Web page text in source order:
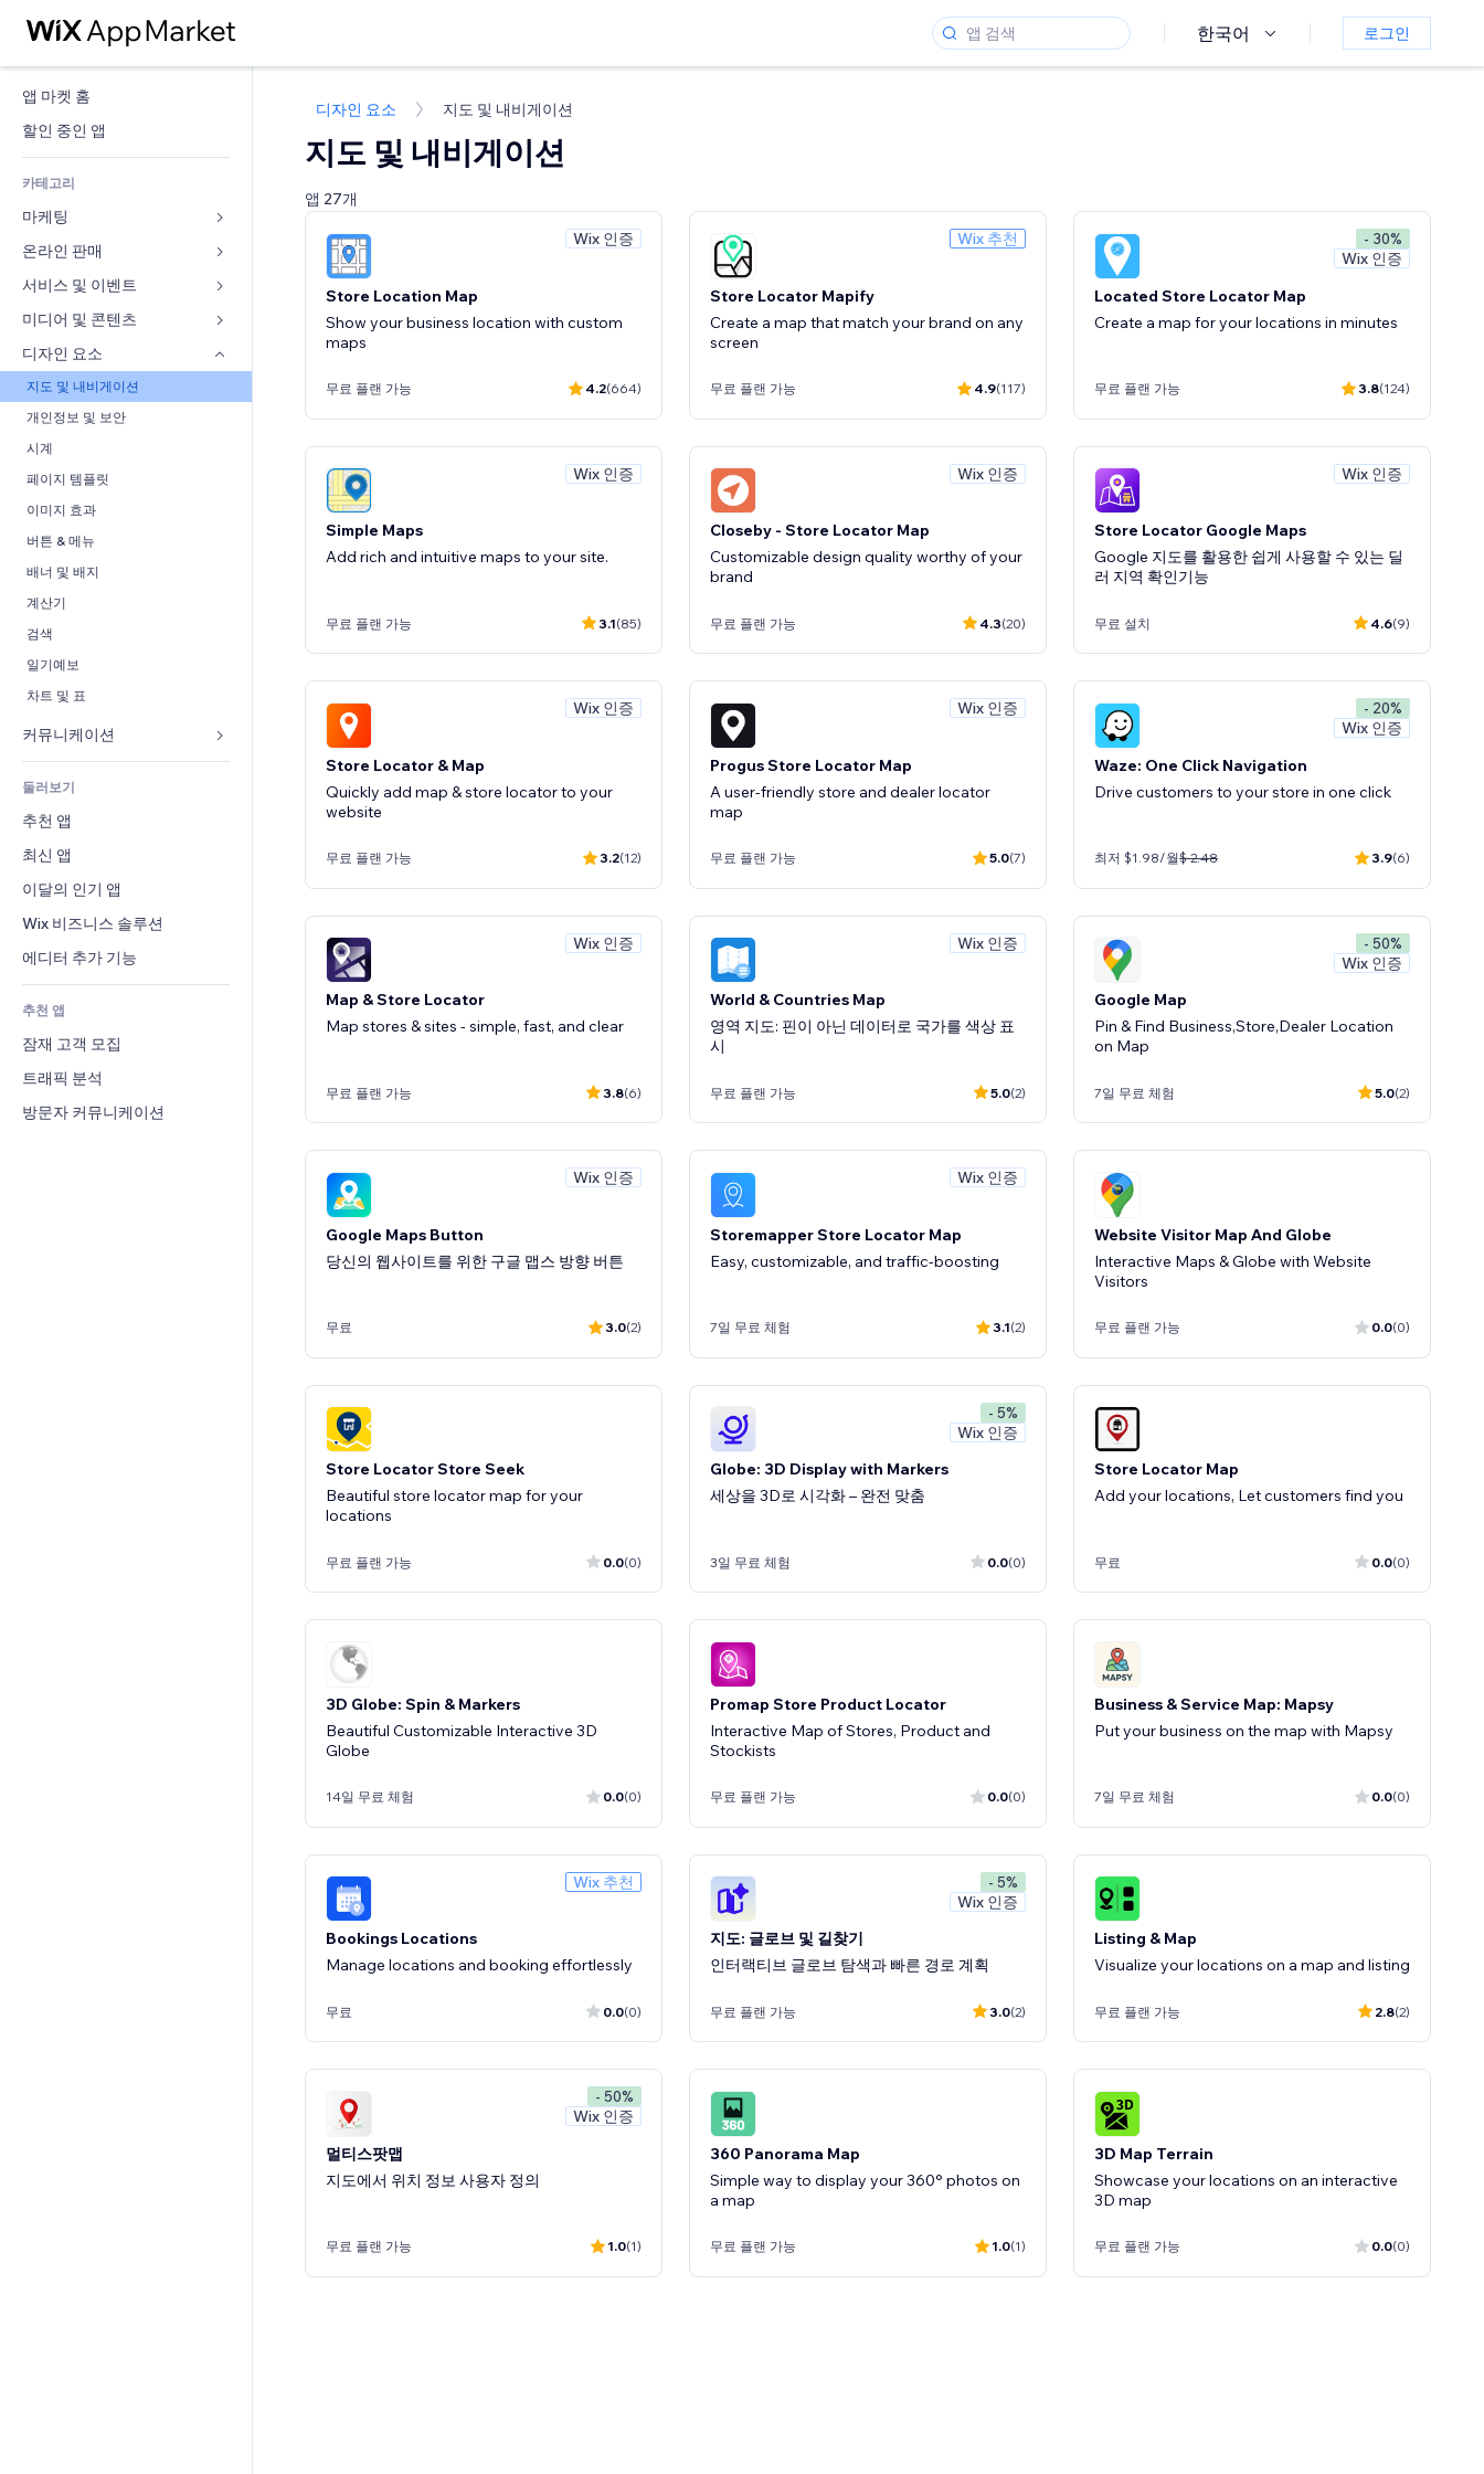
한국어 로그인
앱 마켓 홈
할인 중인 앱
카테고리
마케팅
광고
모바일
사이트 통계
SEO
참가 유도
온라인 판매
쇼핑몰 관련 앱
배송
판매 버튼
온라인 강좌
주문형 인쇄
서비스 및 이벤트
호텔
이벤트
음식점
부동산
예약
미디어 및 콘텐츠
갤러리
뮤직
팟캐스트
사진
동영상
PDF
파일 공유
소식
콘텐츠 서비스
텍스트 효과
디자인 요소
지도 및 내비게이션
개인정보 및 보안
시계
페이지 템플릿
이미지 효과
버튼 & 메뉴
배너 및 배지
계산기
검색
일기예보
차트 및 표
양식
블로그
설문
채팅
메모
전화번호
커뮤니티
평가와 후기
CRM
둘러보기
추천 앱
최신 앱
이달의 인기 앱
Wix 비즈니스 솔루션
에디터 추가 기능
추천 앱
잠재 고객 모집
트래픽 분석
방문자 커뮤니케이션
디자인 요소 지도 및 내비게이션
지도 및 내비게이션
앱 27개
Wix 인증
Store Location Map
Show your business location with custom
maps
무료 플랜 가능 4.2(664)
Wix 추천
Store Locator Mapify
Create a map that match your brand on any
screen
무료 플랜 가능 4.9(117)
- 30%
Wix 인증
Located Store Locator Map
Create a map for your locations in minutes
무료 플랜 가능 3.8(124)
Wix 인증
Simple Maps
Add rich and intuitive maps to your site.
무료 플랜 가능 3.1(85)
Wix 인증
Closeby - Store Locator Map
Customizable design quality worthy of your
brand
무료 플랜 가능 4.3(20)
Wix 인증
Store Locator Google Maps
Google 지도를 활용한 쉽게 사용할 수 있는 딜
러 지역 확인기능
무료 설치 4.6(9)
Wix 인증
Store Locator & Map
Quickly add map & store locator to your
website
무료 플랜 가능 3.2(12)
Wix 인증
Progus Store Locator Map
A user-friendly store and dealer locator
map
무료 플랜 가능 5.0(7)
- 20%
Wix 인증
Waze: One Click Navigation
Drive customers to your store in one click
최저 $1.98/월$ 2.48 3.9(6)
Wix 인증
Map & Store Locator
Map stores & sites - simple, fast, and clear
무료 플랜 가능 3.8(6)
Wix 인증
World & Countries Map
영역 지도: 핀이 아닌 데이터로 국가를 색상 표
시
무료 플랜 가능 5.0(2)
- 50%
Wix 인증
Google Map
Pin & Find Business,Store,Dealer Location
on Map
7일 무료 체험 5.0(2)
Wix 인증
Google Maps Button
당신의 웹사이트를 위한 구글 맵스 방향 버튼
무료 3.0(2)
Wix 인증
Storemapper Store Locator Map
Easy, customizable, and traffic-boosting
7일 무료 체험 3.1(2)
Website Visitor Map And Globe
Interactive Maps & Globe with Website
Visitors
무료 플랜 가능 0.0(0)
Store Locator Store Seek
Beautiful store locator map for your
locations
무료 플랜 가능 0.0(0)
- 5%
Wix 인증
Globe: 3D Display with Markers
세상을 3D로 시각화 – 완전 맞춤
3일 무료 체험 0.0(0)
Store Locator Map
Add your locations, Let customers find you
무료 0.0(0)
3D Globe: Spin & Markers
Beautiful Customizable Interactive 3D
Globe
14일 무료 체험 0.0(0)
Promap Store Product Locator
Interactive Map of Stores, Product and
Stockists
무료 플랜 가능 0.0(0)
Business & Service Map: Mapsy
Put your business on the map with Mapsy
7일 무료 체험 0.0(0)
Wix 추천
Bookings Locations
Manage locations and booking effortlessly
무료 0.0(0)
- 5%
Wix 인증
지도: 글로브 및 길찾기
인터랙티브 글로브 탐색과 빠른 경로 계획
무료 플랜 가능 3.0(2)
Listing & Map
Visualize your locations on a map and listing
무료 플랜 가능 2.8(2)
- 50%
Wix 인증
멀티스팟맵
지도에서 위치 정보 사용자 정의
무료 플랜 가능 1.0(1)
360 Panorama Map
Simple way to display your 360° photos on
a map
무료 플랜 가능 1.0(1)
3D Map Terrain
Showcase your locations on an interactive
3D map
무료 플랜 가능 0.0(0)